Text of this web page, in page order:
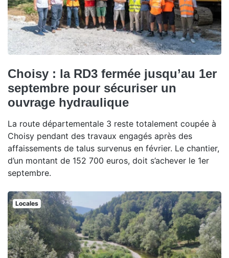
Choisy : la RD3 fermée jusqu’au 1er
septembre pour sécuriser un
ouvrage hydraulique
La route départementale 3 reste totalement coupée à
Choisy pendant des travaux engagés après des
affaissements de talus survenus en février. Le chantier,
d’un montant de 152 700 euros, doit s’achever le 1er
septembre.
Locales